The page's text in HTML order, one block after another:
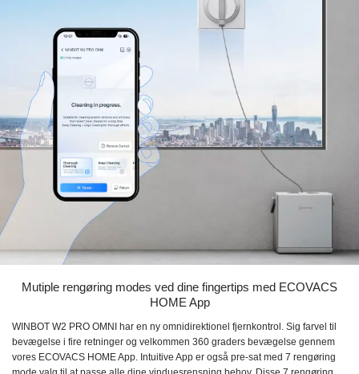
Mutiple rengøring modes ved dine fingertips med ECOVACS
HOME App
WINBOT W2 PRO OMNI har en ny omnidirektionel fjernkontrol. Sig farvel til
bevægelse i fire retninger og velkommen 360 graders bevægelse gennem
vores ECOVACS HOME App. Intuitive App er også pre-sat med 7 rengøring